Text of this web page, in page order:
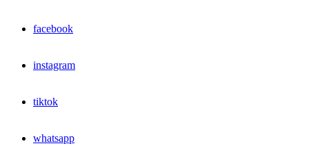
facebook
instagram
tiktok
whatsapp